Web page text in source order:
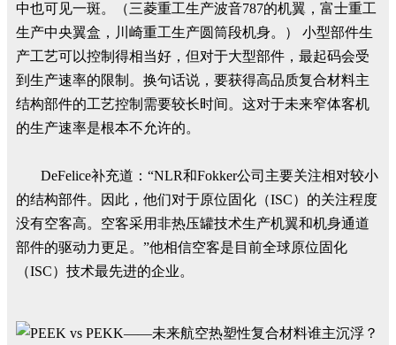
中也可见一斑。（三菱重工生产波音787的机翼，富士重工
生产中央翼盒，川崎重工生产圆筒段机身。） 小型部件生
产工艺可以控制得相当好，但对于大型部件，最起码会受
到生产速率的限制。换句话说，要获得高品质复合材料主
结构部件的工艺控制需要较长时间。这对于未来窄体客机
的生产速率是根本不允许的。
DeFelice补充道：“NLR和Fokker公司主要关注相对较小
的结构部件。因此，他们对于原位固化（ISC）的关注程度
没有空客高。空客采用非热压罐技术生产机翼和机身通道
部件的驱动力更足。”他相信空客是目前全球原位固化
（ISC）技术最先进的企业。